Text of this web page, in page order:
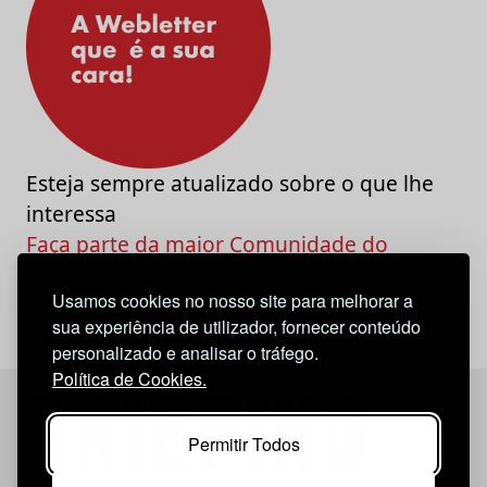
Usamos cookies no nosso site para melhorar a
sua experiência de utilizador, fornecer conteúdo
personalizado e analisar o tráfego.
Política de Cookies.
Permitir Todos
Esteja sempre atualizado sobre o que lhe
interessa
Faça parte da maior Comunidade do